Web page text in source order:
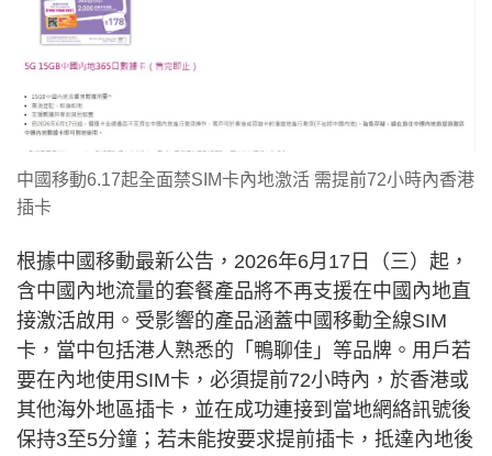
中國移動6.17起全面禁SIM卡內地激活 需提前72小時內香港
插卡
根據中國移動最新公告，2026年6月17日（三）起，
含中國內地流量的套餐產品將不再支援在中國內地直
接激活啟用。受影響的產品涵蓋中國移動全線SIM
卡，當中包括港人熟悉的「鴨聊佳」等品牌。用戶若
要在內地使用SIM卡，必須提前72小時內，於香港或
其他海外地區插卡，並在成功連接到當地網絡訊號後
保持3至5分鐘；若未能按要求提前插卡，抵達內地後